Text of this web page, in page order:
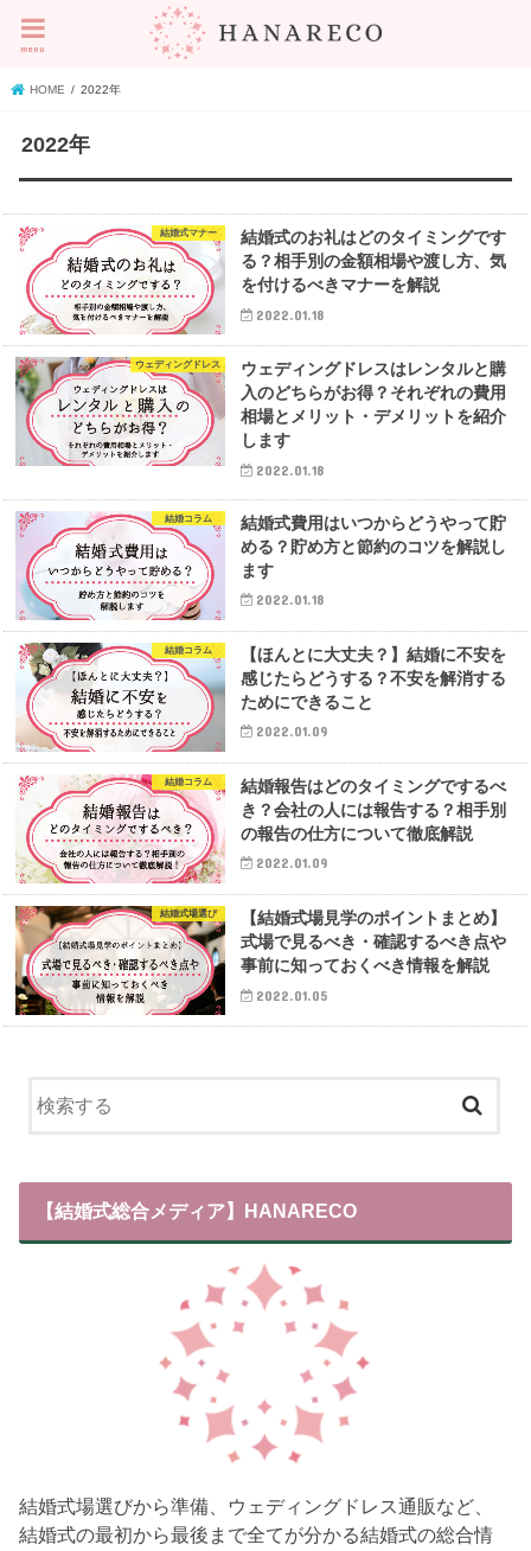
menu
HOME 2022年
2022年
結婚式マナー
結婚式のお礼はどのタイミングです
る？相手別の金額相場や渡し方、気
を付けるべきマナーを解説
2022.01.18
ウェディングドレス
ウェディングドレスはレンタルと購
入のどちらがお得？それぞれの費用
相場とメリット・デメリットを紹介
します
2022.01.18
結婚コラム
結婚式費用はいつからどうやって貯
める？貯め方と節約のコツを解説し
ます
2022.01.18
結婚コラム
【ほんとに大丈夫？】結婚に不安を
感じたらどうする？不安を解消する
ためにできること
2022.01.09
結婚コラム
結婚報告はどのタイミングでするべ
き？会社の人には報告する？相手別
の報告の仕方について徹底解説
2022.01.09
結婚式場選び
【結婚式場見学のポイントまとめ】
式場で見るべき・確認するべき点や
事前に知っておくべき情報を解説
2022.01.05
【結婚式総合メディア】HANARECO
結婚式場選びから準備、ウェディングドレス通販など、
結婚式の最初から最後まで全てが分かる結婚式の総合情